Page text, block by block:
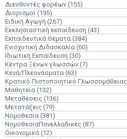
Διευθυντές φορέων (155)
Διορισμοί (195)
Ειδική Αγωγή (267)
Εκκλησιαστική εκπαίδευση (43)
Εκπαιδευτικά Θέματα (384)
Ενισχυτική Διδασκαλία (60)
Ιδιωτική Εκπαίδευση (30)
Κέντρα Ξένων γλωσσών (7)
Κενά/Πλεονάσματα (63)
Κρατικό Πιστοποιητικό Γλωσσομάθειας
Μαθητεία (132)
Μεταθέσεις (136)
Μετατάξεις (79)
Νομοθεσία (381)
ΝομοθεσίαΠανελλαδικές (87)
Οικονομικά (12)